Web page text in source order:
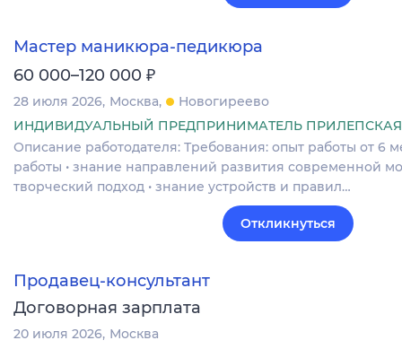
Мастер маникюра-педикюра
60 000–120 000 ₽
28 июля 2026 Москва
Новогиреево
ИНДИВИДУАЛЬНЫЙ ПРЕДПРИНИМАТЕЛЬ
Описание работодателя: Требования: опыт работы от 6
работы • знание направлений развития современной
творческий подход • знание устройств и правил…
Откликнуться
Продавец-консультант
Договорная зарплата
20 июля 2026 Москва